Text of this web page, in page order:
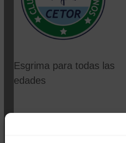
Esgrima para todas las
edades